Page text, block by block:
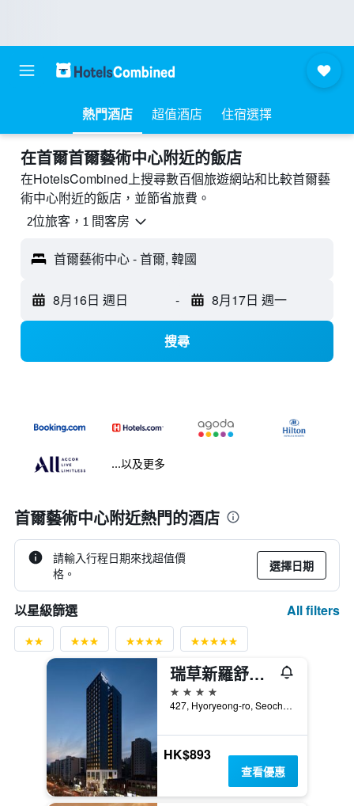
熱門酒店 超值酒店 住宿選擇
​在首爾首爾藝術中心附近​的飯店
在HotelsCombined上搜尋數百個旅遊網站和比較首爾藝
術中心附近的飯店，並節省旅費。
2位旅客，1 間客房
首爾藝術中心 - 首爾, 韓國
8月16日 週日 - 8月17日 週一
搜尋
...以及更多
首爾藝術中心附近熱門的酒店
請輸入行程日期來找超值價
格。
選擇日期
以星級篩選 All filters
瑞草新羅舒泰酒店
4星級
427, Hyoryeong-ro, Seocho-gu, 首爾, 韓國
HK$893
查看優惠